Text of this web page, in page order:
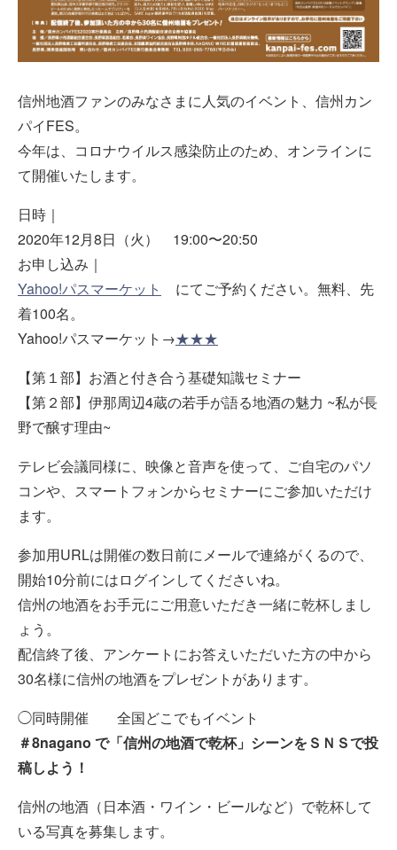
信州地酒ファンのみなさまに人気のイベント、信州カン
パイFES。
今年は、コロナウイルス感染防止のため、オンラインに
て開催いたします。
日時｜
2020年12月8日（火） 19:00〜20:50
お申し込み｜
Yahoo!パスマーケット
にてご予約ください。無料、先
着100名。
Yahoo!パスマーケット→★★★
【第１部】お酒と付き合う基礎知識セミナー
【第２部】伊那周辺4蔵の若手が語る地酒の魅力 ~私が長
野で醸す理由~
テレビ会議同様に、映像と音声を使って、ご自宅のパソ
コンや、スマートフォンからセミナーにご参加いただけ
ます。
参加用URLは開催の数日前にメールで連絡がくるので、
開始10分前にはログインしてくださいね。
信州の地酒をお手元にご用意いただき一緒に乾杯しまし
ょう。
配信終了後、アンケートにお答えいただいた方の中から
30名様に信州の地酒をプレゼントがあります。
◯同時開催 全国どこでもイベント
＃8nagano で「信州の地酒で乾杯」シーンをＳＮＳで投
稿しよう！
信州の地酒（日本酒・ワイン・ビールなど）で乾杯して
いる写真を募集します。